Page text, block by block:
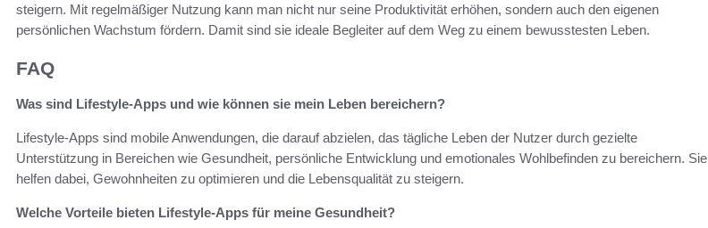
steigern. Mit regelmäßiger Nutzung kann man nicht nur seine Produktivität erhöhen, sondern auch den eigenen
persönlichen Wachstum fördern. Damit sind sie ideale Begleiter auf dem Weg zu einem bewusstesten Leben.
FAQ
Was sind Lifestyle-Apps und wie können sie mein Leben bereichern?
Lifestyle-Apps sind mobile Anwendungen, die darauf abzielen, das tägliche Leben der Nutzer durch gezielte
Unterstützung in Bereichen wie Gesundheit, persönliche Entwicklung und emotionales Wohlbefinden zu bereichern. Sie
helfen dabei, Gewohnheiten zu optimieren und die Lebensqualität zu steigern.
Welche Vorteile bieten Lifestyle-Apps für meine Gesundheit?